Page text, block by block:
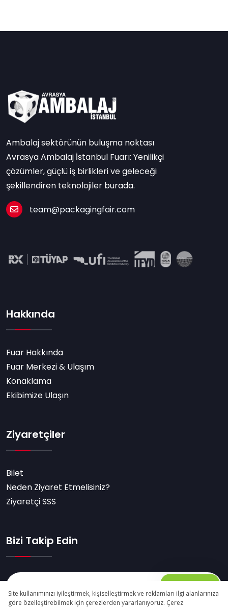
Ambalaj sektörünün buluşma noktası
Avrasya Ambalaj İstanbul Fuarı: Yenilikçi
çözümler, güçlü iş birlikleri ve geleceği
şekillendiren teknolojiler burada.
team@packagingfair.com
Hakkında
Fuar Hakkında
Fuar Merkezi & Ulaşım
Konaklama
Ekibimize Ulaşın
Ziyaretçiler
Bilet
Neden Ziyaret Etmelisiniz?
Ziyaretçi SSS
Bizi Takip Edin